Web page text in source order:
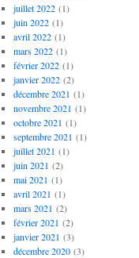
juillet 2022(1)
juin 2022(1)
avril 2022(1)
mars 2022(1)
février 2022(1)
janvier 2022(2)
décembre 2021 (1)
novembre 2021 (1)
octobre 2021 (1)
septembre 2021 (1)
juillet 2021 (1)
juin 2021 (2)
mai 2021 (1)
avril 2021 (1)
mars 2021 (2)
février 2021 (2)
janvier 2021 (3)
décembre 2020(3)